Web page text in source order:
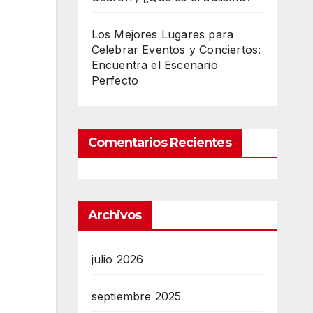
Los Mejores Lugares para
Celebrar Eventos y Conciertos:
Encuentra el Escenario
Perfecto
Comentarios Recientes
Archivos
julio 2026
septiembre 2025